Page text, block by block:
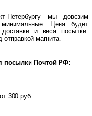
Петербургу мы довозим
Цена будет
и веса посылки.
магнита
посылки Почтой РФ:
300 руб.